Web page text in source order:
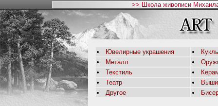
>> Школа живописи
Ювелирные украшения
Металл
Текстиль
Театр
Другое